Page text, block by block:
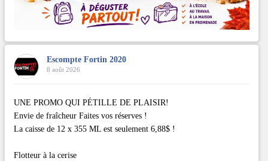
Escompte Fortin 2020
8 août 2026
UNE PROMO QUI PÉTILLE DE PLAISIR!
Envie de fraîcheur Faites vos réserves !
La caisse de 12 x 355 ML est seulement 6,88$ !
Flotteur à la cerise